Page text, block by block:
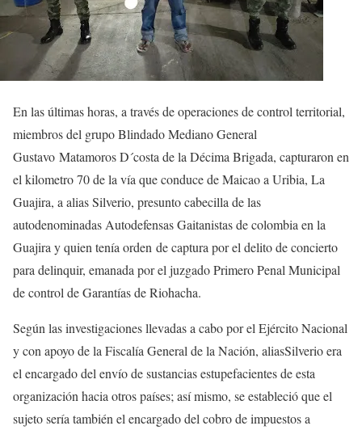
En las últimas horas, a través de operaciones de control territorial,
miembros del grupo Blindado Mediano General
Gustavo Matamoros D´costa de la Décima Brigada, capturaron en
el kilometro 70 de la vía que conduce de Maicao a Uribia, La
Guajira, a alias Silverio, presunto cabecilla de las
autodenominadas Autodefensas Gaitanistas de colombia en la
Guajira y quien tenía orden de captura por el delito de concierto
para delinquir, emanada por el juzgado Primero Penal Municipal
de control de Garantías de Riohacha.
Según las investigaciones llevadas a cabo por el Ejército Nacional
y con apoyo de la Fiscalía General de la Nación, aliasSilverio era
el encargado del envío de sustancias estupefacientes de esta
organización hacia otros países; así mismo, se estableció que el
sujeto sería también el encargado del cobro de impuestos a